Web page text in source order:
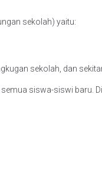
sekolah) yaitu:
sekolah, dan
siswa-siswi